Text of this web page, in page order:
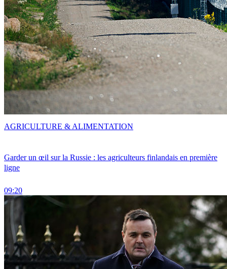
Garder un œil sur la Russie : les agriculteurs finlandais en première
ligne
09:20
AGRICULTURE & ALIMENTATION